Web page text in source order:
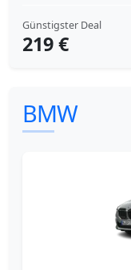
Günstigster Deal
219 €
BMW